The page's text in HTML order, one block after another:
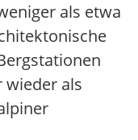
als etwa
wieder als